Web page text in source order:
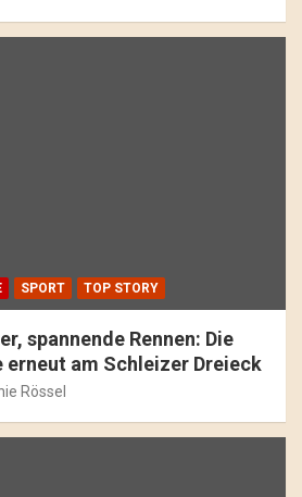
SPORT TOP STORY
spannende Rennen: Die
erneut am Schleizer Dreieck
Rössel